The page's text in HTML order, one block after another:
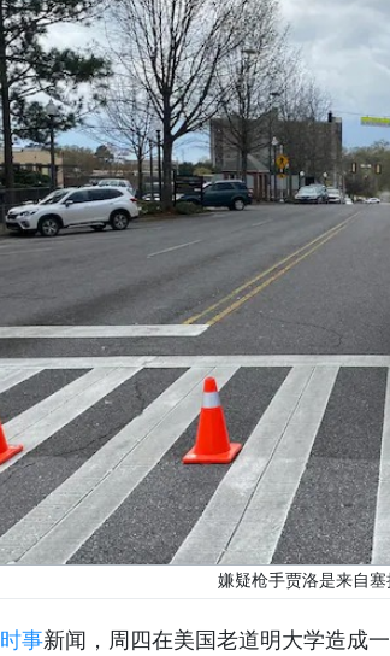
嫌疑枪手贾洛是来自
时事新闻，周四在美国老道明大学造成